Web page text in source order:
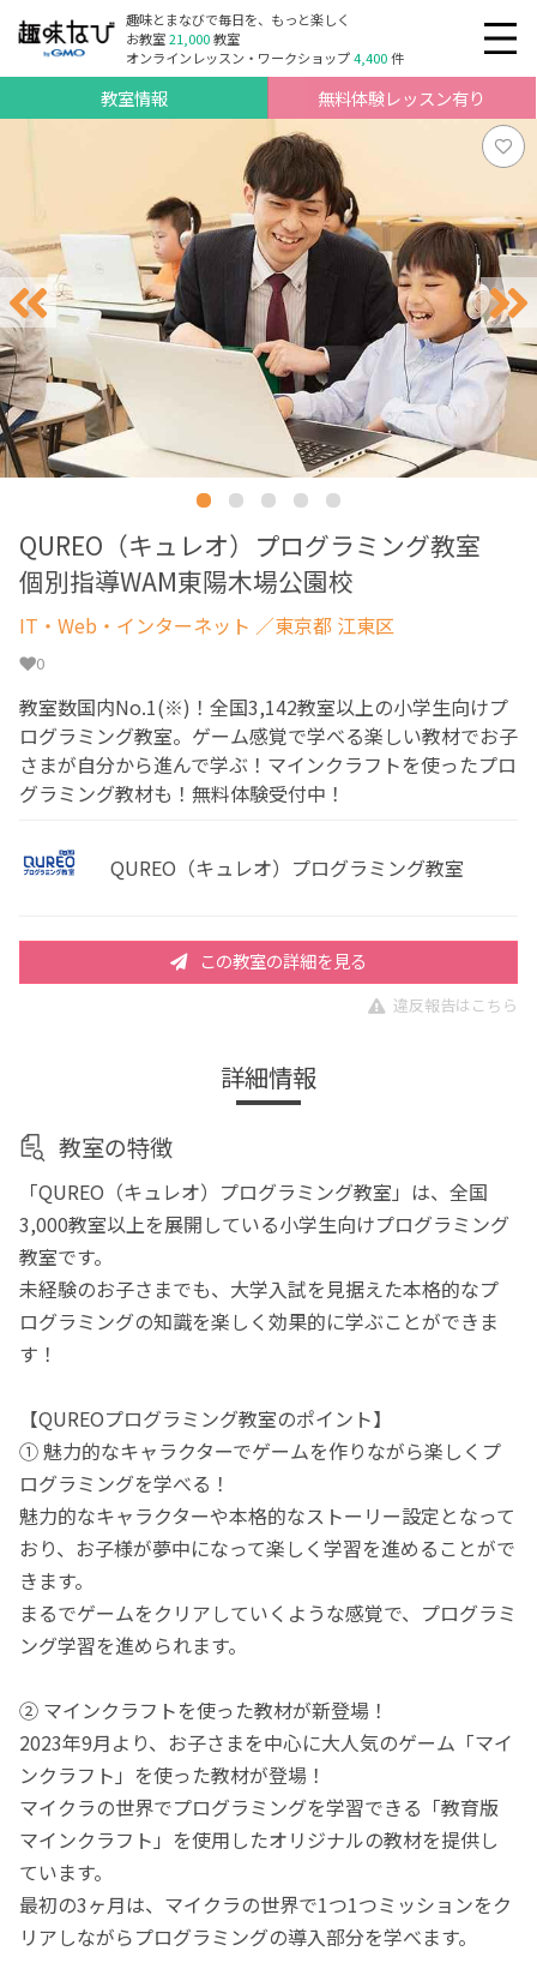
趣味とまなびで毎日を、もっと楽しく
お教室21,000教室
オンラインレッスン・ワークショップ4,400件
教室情報 無料体験レッスン有り
QUREO（キュレオ）プログラミング教室
個別指導WAM東陽木場公園校
IT・Web・インターネット ／東京都 江東区
0
教室数国内No.1(※)！全国3,142教室以上の小学生向けプ
ログラミング教室。ゲーム感覚で学べる楽しい教材でお子
さまが自分から進んで学ぶ！マインクラフトを使ったプロ
グラミング教材も！無料体験受付中！
QUREO（キュレオ）プログラミング教室
この教室の詳細を見る
違反報告はこちら
詳細情報
教室の特徴
「QUREO（キュレオ）プログラミング教室」は、全国
3,000教室以上を展開している小学生向けプログラミング
教室です。
未経験のお子さまでも、大学入試を見据えた本格的なプ
ログラミングの知識を楽しく効果的に学ぶことができま
す！
【QUREOプログラミング教室のポイント】
① 魅力的なキャラクターでゲームを作りながら楽しくプ
ログラミングを学べる！
魅力的なキャラクターや本格的なストーリー設定となって
おり、お子様が夢中になって楽しく学習を進めることがで
きます。
まるでゲームをクリアしていくような感覚で、プログラミ
ング学習を進められます。
② マインクラフトを使った教材が新登場！
2023年9月より、お子さまを中心に大人気のゲーム「マイ
ンクラフト」を使った教材が登場！
マイクラの世界でプログラミングを学習できる「教育版
マインクラフト」を使用したオリジナルの教材を提供し
ています。
最初の3ヶ月は、マイクラの世界で1つ1つミッションをク
リアしながらプログラミングの導入部分を学べます。